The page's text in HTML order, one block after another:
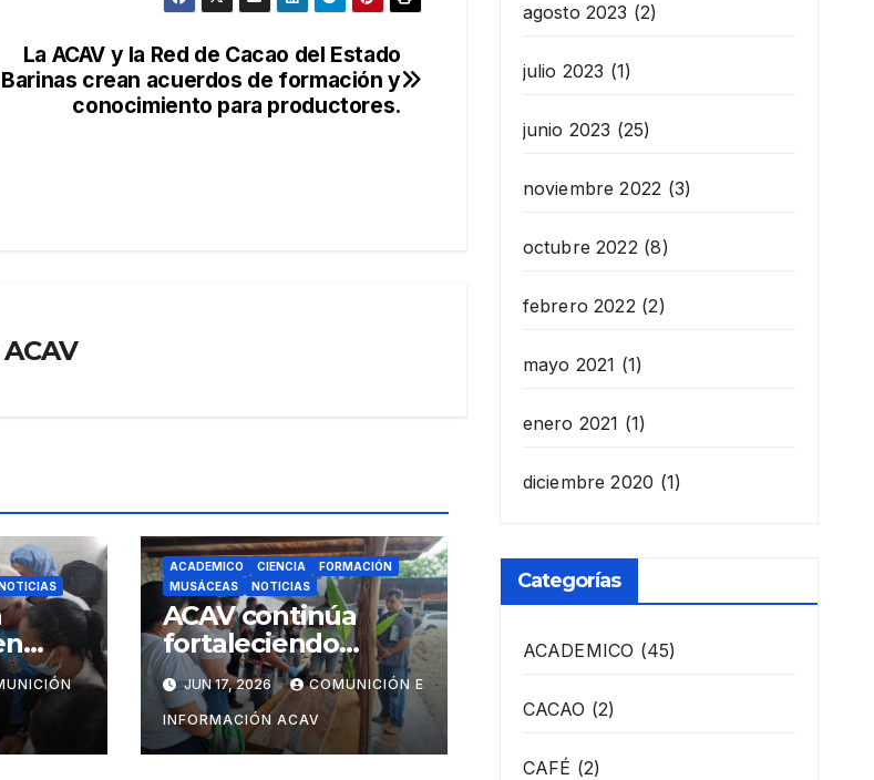
La ACAV y la Red de Cacao del Estado
Barinas crean acuerdos de formación y
conocimiento para productores.
NOTICIAS
ACADEMICO CIENCIA
FORMACIÓN
MUSÁCEAS
NOTICIAS
ACAV continúa
fortaleciendo
capacidades
productivas en los
territorios mediante
formación en
JUN 17, 2026 COMUNICIÓN E
INFORMACIÓN ACAV
agosto 2023 (2)
julio 2023 (1)
junio 2023 (25)
noviembre 2022 (3)
octubre 2022(8)
febrero 2022(2)
mayo 2021 (1)
enero 2021 (1)
diciembre 2020 (1)
Categorías
ACADEMICO (45)
CACAO (2)
CAFÉ (2)